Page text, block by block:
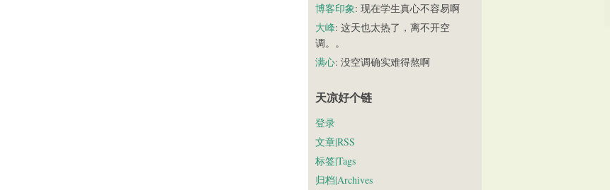
博客印象: 现在学生真心不容易啊
大峰: 这天也太热了，离不开空
调。。
满心: 没空调确实难得熬啊
天凉好个链
登录
文章|RSS
标签|Tags
归档|Archives